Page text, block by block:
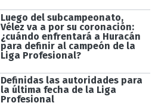
Luego del subcampeonato,
Vélez va a por su coronación:
¿cuándo enfrentará a Huracán
para definir al campeón de la
Liga Profesional?
Definidas las autoridades para
la última fecha de la Liga
Profesional